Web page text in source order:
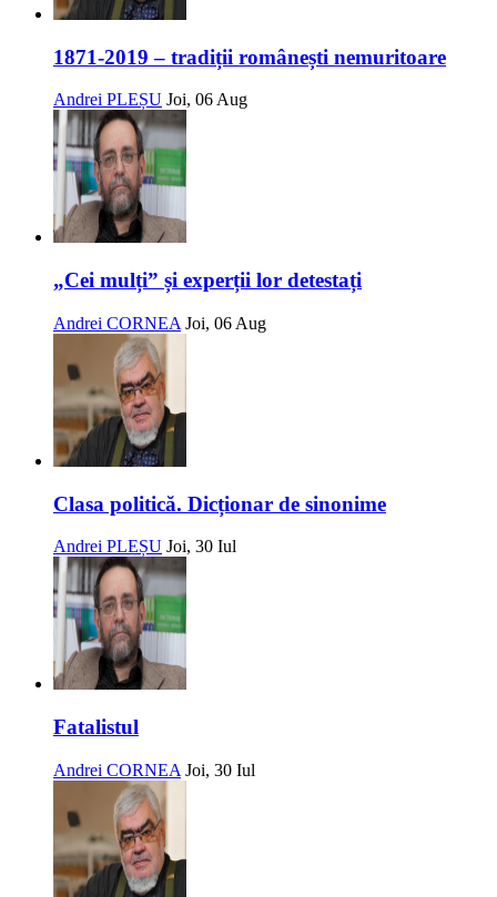
1871-2019 – tradiții românești nemuritoare
Andrei PLEȘU Joi, 06 Aug
„Cei mulți” și experții lor detestați
Andrei CORNEA Joi, 06 Aug
Clasa politică. Dicționar de sinonime
Andrei PLEȘU Joi, 30 Iul
Fatalistul
Andrei CORNEA Joi, 30 Iul